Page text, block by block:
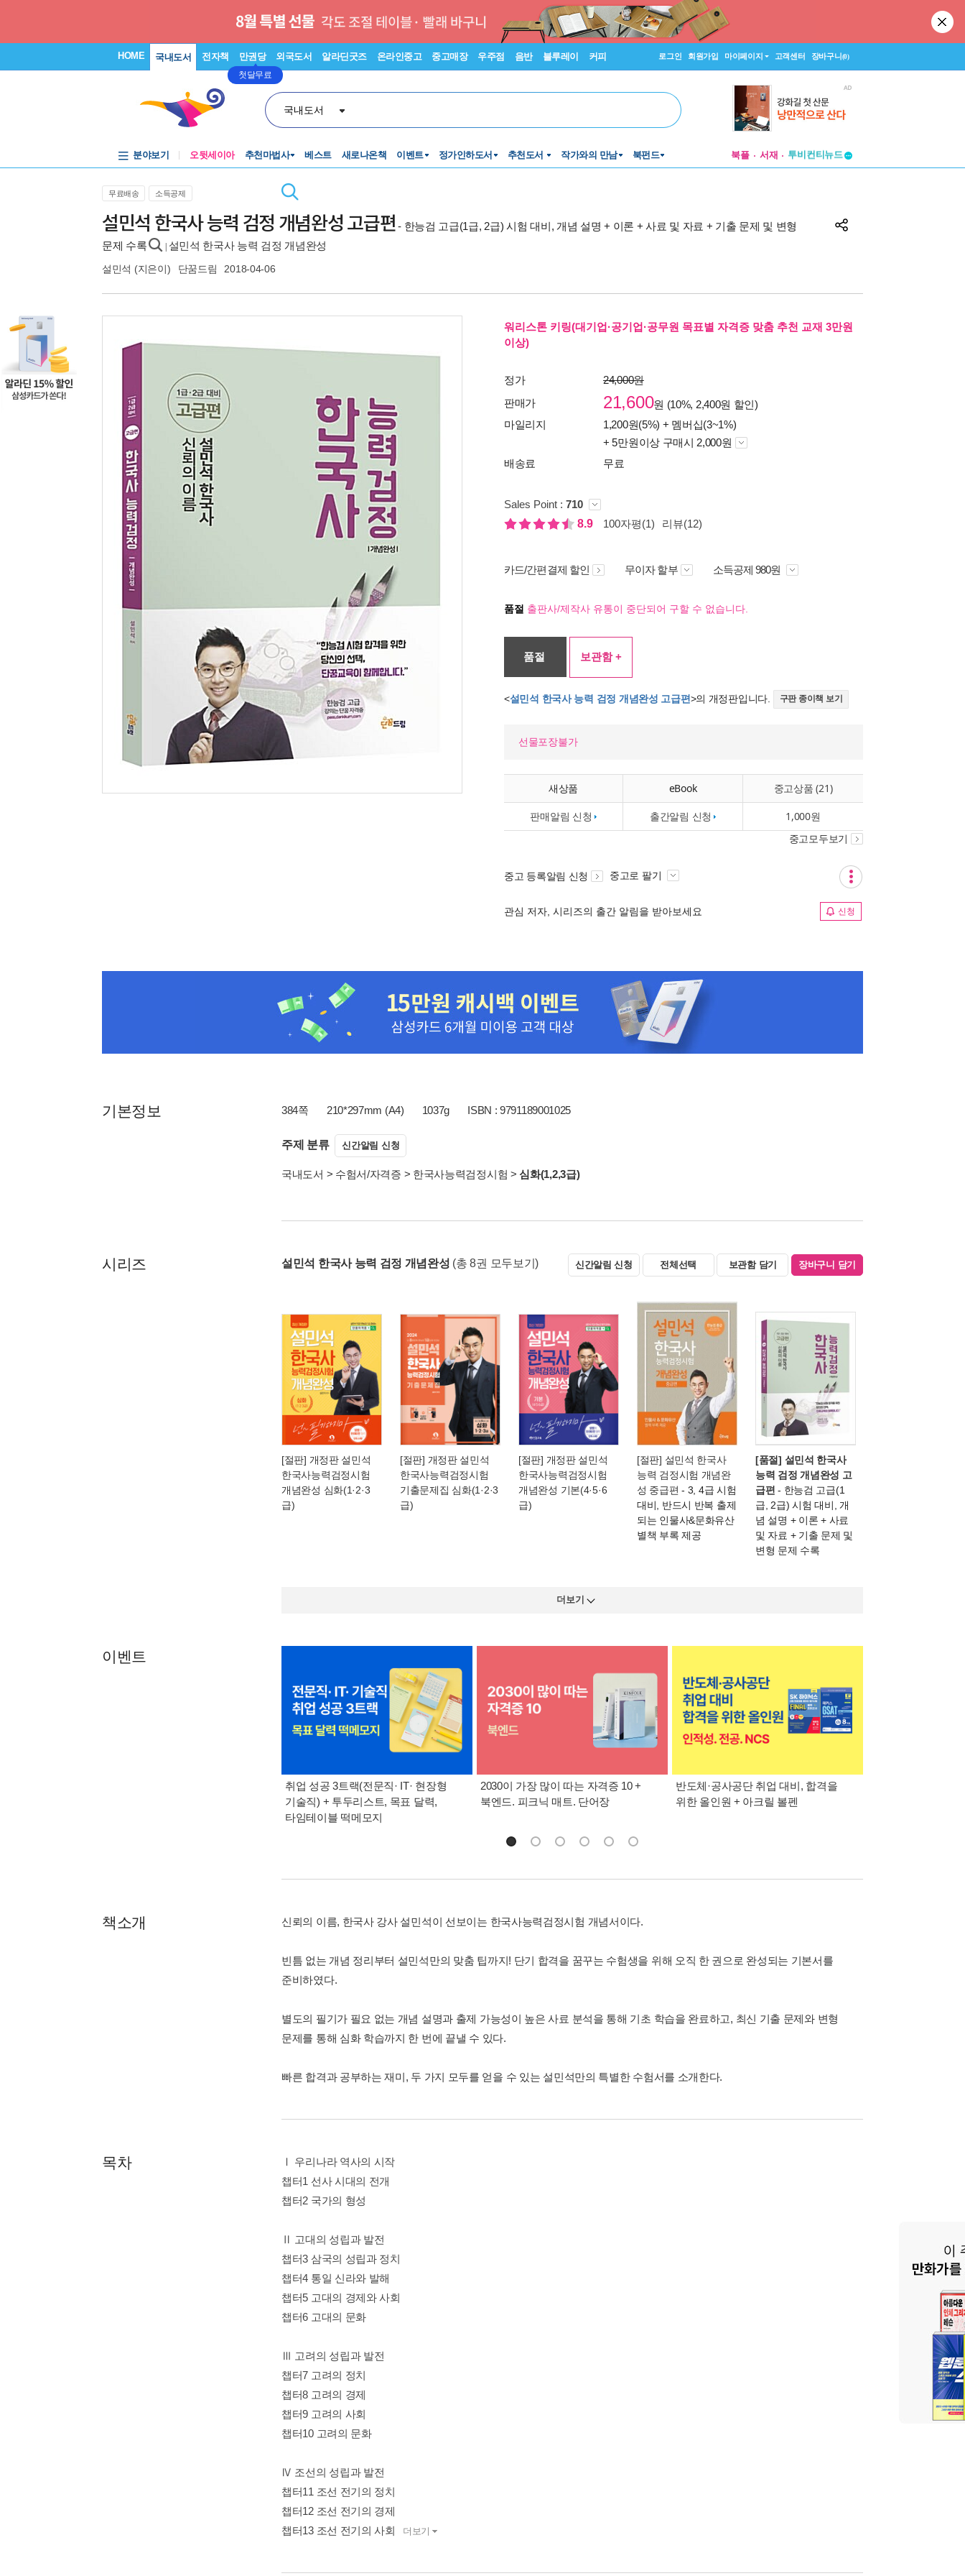
HOME 국내도서 전자책 만권당
첫달무료
외국도서 알라딘굿즈 온라인중고 중고매장 우주점 음반 블루레이 커피 로그인 회원가입 마이페이지 고객센터 장바구니(0)
국내도서
분야보기 오뒷세이아 추천마법사 베스트 새로나온책 이벤트 정가인하도서 추천도서 작가와의 만남 북펀드 북플 서재
창작플랫폼
무료배송
소득공제
설민석 한국사 능력 검정 개념완성 고급편- 한능검 고급(1급, 2급) 시험 대비, 개념 설명 + 이론 + 사료 및 자료 + 기출 문제 및 변형
문제 수록
설민석 한국사 능력 검정 개념완성
설민석 (지은이) 단꿈드림 2018-04-06
워리스톤 키링(대기업·공기업·공무원 목표별 자격증 맞춤 추천 교재 3만원
이상)
정가
24,000원
판매가
21,600원 (10%, 2,400원 할인)
마일리지
1,200원(5%) + 멤버십(3~1%)
+ 5만원이상 구매시 2,000원
배송료
무료
Sales Point : 710
8.9
100자평(1) 리뷰(12)
카드/간편결제 할인 무이자 할부 소득공제 980원
품절 출판사/제작사 유통이 중단되어 구할 수 없습니다.
품절 보관함 +
<설민석 한국사 능력 검정 개념완성 고급편>의 개정판입니다. 구판 종이책 보기
선물포장불가
새상품 eBook 중고상품 (21)
판매알림 신청 출간알림 신청 1,000원
중고모두보기
중고 등록알림 신청 중고로 팔기
관심 저자, 시리즈의 출간 알림을 받아보세요 신청
기본정보 384쪽 210*297mm (A4) 1037g ISBN : 9791189001025
주제 분류 신간알림 신청
국내도서 > 수험서/자격증 > 한국사능력검정시험 > 심화(1,2,3급)
시리즈 설민석 한국사 능력 검정 개념완성 (총 8권 모두보기) 신간알림 신청 전체선택 보관함 담기 장바구니 담기
[절판] 개정판 설민석
한국사능력검정시험
개념완성 심화(1·2·3
급)
[절판] 개정판 설민석
한국사능력검정시험
기출문제집 심화(1·2·3
급)
[절판] 개정판 설민석
한국사능력검정시험
개념완성 기본(4·5·6
급)
[절판] 설민석 한국사
능력 검정시험 개념완
성 중급편 - 3, 4급 시험
대비, 반드시 반복 출제
되는 인물사&문화유산
별책 부록 제공
[품절] 설민석 한국사
능력 검정 개념완성 고
급편 - 한능검 고급(1
급, 2급) 시험 대비, 개
념 설명 + 이론 + 사료
및 자료 + 기출 문제 및
변형 문제 수록
더보기
이벤트
취업 성공 3트랙(전문직· IT· 현장형
기술직) + 투두리스트, 목표 달력,
타임테이블 떡메모지
2030이 가장 많이 따는 자격증 10 +
북엔드. 피크닉 매트. 단어장
반도체·공사공단 취업 대비, 합격을
위한 올인원 + 아크릴 볼펜
책소개 신뢰의 이름, 한국사 강사 설민석이 선보이는 한국사능력검정시험 개념서이다.
빈틈 없는 개념 정리부터 설민석만의 맞춤 팁까지! 단기 합격을 꿈꾸는 수험생을 위해 오직 한 권으로 완성되는 기본서를
준비하였다.
별도의 필기가 필요 없는 개념 설명과 출제 가능성이 높은 사료 분석을 통해 기초 학습을 완료하고, 최신 기출 문제와 변형
문제를 통해 심화 학습까지 한 번에 끝낼 수 있다.
빠른 합격과 공부하는 재미, 두 가지 모두를 얻을 수 있는 설민석만의 특별한 수험서를 소개한다.
목차
Ⅰ 우리나라 역사의 시작
챕터1 선사 시대의 전개
챕터2 국가의 형성
Ⅱ 고대의 성립과 발전
챕터3 삼국의 성립과 정치
챕터4 통일 신라와 발해
챕터5 고대의 경제와 사회
챕터6 고대의 문화
Ⅲ 고려의 성립과 발전
챕터7 고려의 정치
챕터8 고려의 경제
챕터9 고려의 사회
챕터10 고려의 문화
Ⅳ 조선의 성립과 발전
챕터11 조선 전기의 정치
챕터12 조선 전기의 경제
챕터13 조선 전기의 사회
더보기